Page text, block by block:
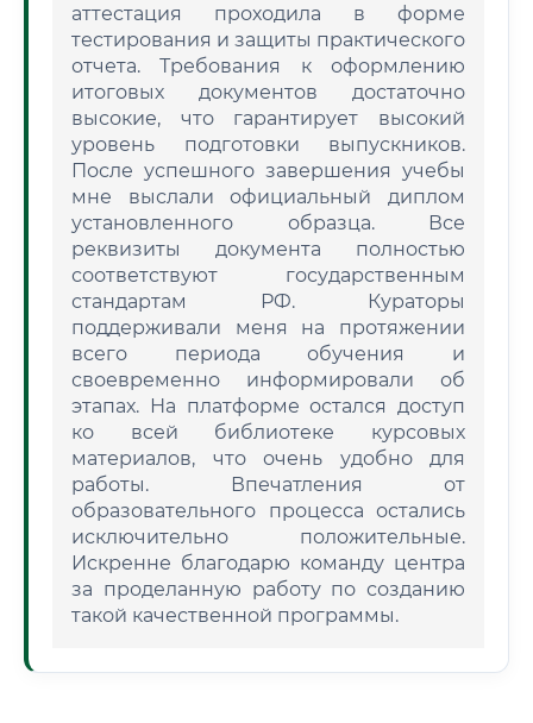
аттестация проходила в форме
тестирования и защиты практического
отчета. Требования к оформлению
итоговых документов достаточно
высокие, что гарантирует высокий
уровень подготовки выпускников.
После успешного завершения учебы
мне выслали официальный диплом
установленного образца. Все
реквизиты документа полностью
соответствуют государственным
стандартам РФ. Кураторы
поддерживали меня на протяжении
всего периода обучения и
своевременно информировали об
этапах. На платформе остался доступ
ко всей библиотеке курсовых
материалов, что очень удобно для
работы. Впечатления от
образовательного процесса остались
исключительно положительные.
Искренне благодарю команду центра
за проделанную работу по созданию
такой качественной программы.